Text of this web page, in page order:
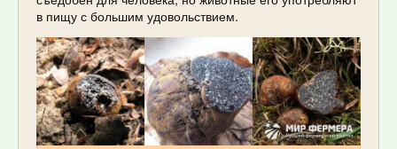
в пищу с большим удовольствием.